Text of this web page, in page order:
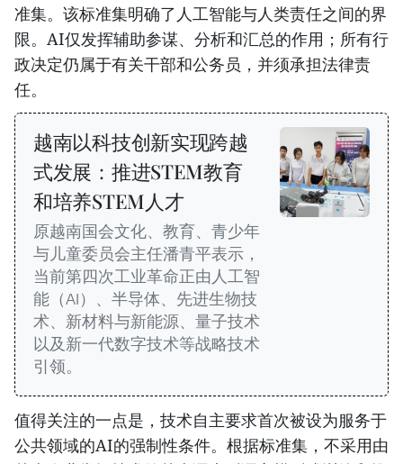
准集。该标准集明确了人工智能与人类责任之间的界
限。AI仅发挥辅助参谋、分析和汇总的作用；所有行
政决定仍属于有关干部和公务员，并须承担法律责
任。
越南以科技创新实现跨越
式发展：推进STEM教育
和培养STEM人才
原越南国会文化、教育、青少年
与儿童委员会主任潘青平表示，
当前第四次工业革命正由人工智
能（AI）、半导体、先进生物技
术、新材料与新能源、量子技术
以及新一代数字技术等战略技术
引领。
值得关注的一点是，技术自主要求首次被设为服务于
公共领域的AI的强制性条件。根据标准集，不采用由